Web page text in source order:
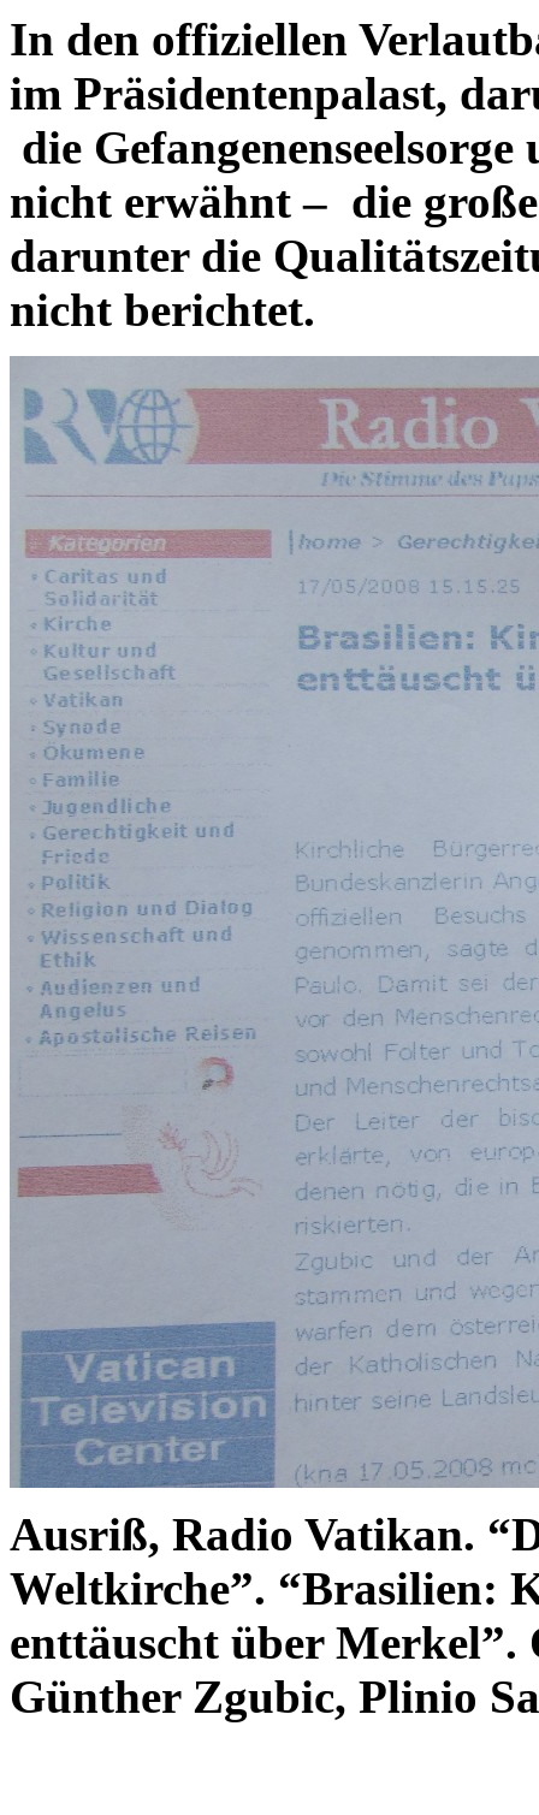
In den offiziellen
im Präsidentenpalast,
die
nicht erwähnt – die
darunter die
nicht berichtet.
Ausriß, Radio Vatikan.
Weltkirche”. “Brasilien:
enttäuscht über Merkel”.
Günther Zgubic, Plinio